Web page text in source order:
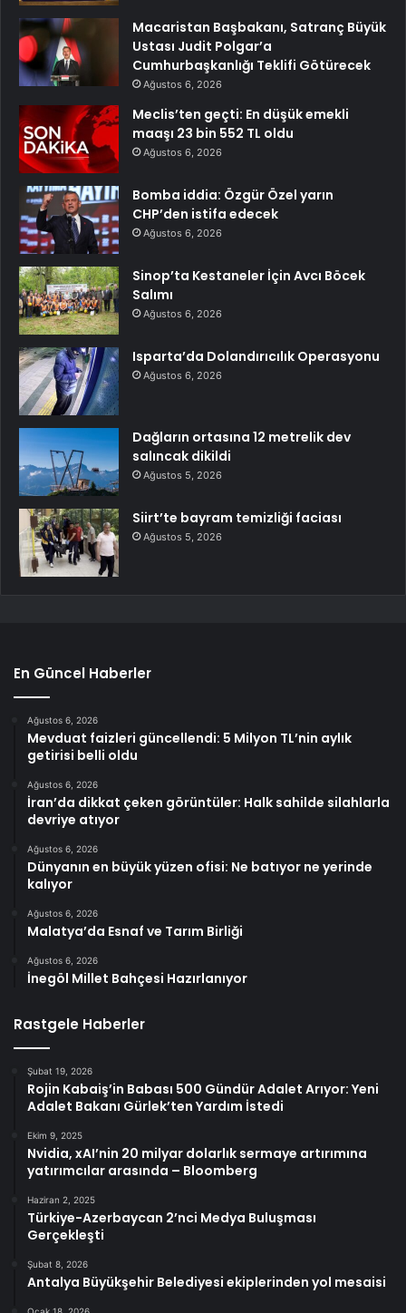
Macaristan Başbakanı, Satranç Büyük
Ustası Judit Polgar’a
Cumhurbaşkanlığı Teklifi Götürecek
Ağustos 6, 2026
Meclis’ten geçti: En düşük emekli
maaşı 23 bin 552 TL oldu
Ağustos 6, 2026
Bomba iddia: Özgür Özel yarın
CHP’den istifa edecek
Ağustos 6, 2026
Sinop’ta Kestaneler İçin Avcı Böcek
Salımı
Ağustos 6, 2026
Isparta’da Dolandırıcılık Operasyonu
Ağustos 6, 2026
Dağların ortasına 12 metrelik dev
salıncak dikildi
Ağustos 5, 2026
Siirt’te bayram temizliği faciası
Ağustos 5, 2026
En Güncel Haberler
Ağustos 6, 2026
Mevduat faizleri güncellendi: 5 Milyon TL’nin aylık
getirisi belli oldu
Ağustos 6, 2026
İran’da dikkat çeken görüntüler: Halk sahilde silahlarla
devriye atıyor
Ağustos 6, 2026
Dünyanın en büyük yüzen ofisi: Ne batıyor ne yerinde
kalıyor
Ağustos 6, 2026
Malatya’da Esnaf ve Tarım Birliği
Ağustos 6, 2026
İnegöl Millet Bahçesi Hazırlanıyor
Rastgele Haberler
Şubat 19, 2026
Rojin Kabaiş’in Babası 500 Gündür Adalet Arıyor: Yeni
Adalet Bakanı Gürlek’ten Yardım İstedi
Ekim 9, 2025
Nvidia, xAI’nin 20 milyar dolarlık sermaye artırımına
yatırımcılar arasında – Bloomberg
Haziran 2, 2025
Türkiye-Azerbaycan 2’nci Medya Buluşması
Gerçekleşti
Şubat 8, 2026
Antalya Büyükşehir Belediyesi ekiplerinden yol mesaisi